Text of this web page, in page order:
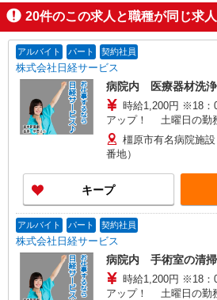
掲載期間終了
20件のこの求人と職種が同じ求人
アルバイト パート 契約社員
株式会社日経サービス
病院内 医療器材洗浄
時給1,200円 ※18：00〜22：00 は、時給100円
アップ！ 土曜日の勤
橿原市有名病院施
番地）
キープ
アルバイト パート 契約社員
株式会社日経サービス
病院内 手術室の清掃
時給1,200円 ※18：00〜22：00 は、時給100円
アップ！ 土曜日の勤